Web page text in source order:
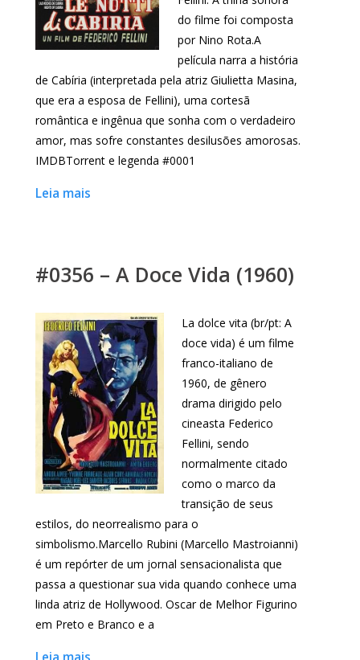
do filme foi composta
por Nino Rota.A
película narra a história
de Cabíria (interpretada pela atriz Giulietta Masina,
que era a esposa de Fellini), uma cortesã
romântica e ingênua que sonha com o verdadeiro
amor, mas sofre constantes desilusões amorosas.
IMDBTorrent e legenda #0001
Leia mais
#0356 – A Doce Vida (1960)
La dolce vita (br/pt: A
doce vida) é um filme
franco-italiano de
1960, de gênero
drama dirigido pelo
cineasta Federico
Fellini, sendo
normalmente citado
como o marco da
transição de seus
estilos, do neorrealismo para o
simbolismo.Marcello Rubini (Marcello Mastroianni)
é um repórter de um jornal sensacionalista que
passa a questionar sua vida quando conhece uma
linda atriz de Hollywood. Oscar de Melhor Figurino
em Preto e Branco e a